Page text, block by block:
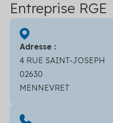
Entreprise RGE
Adresse :
4 RUE SAINT-JOSEPH
02630
MENNEVRET